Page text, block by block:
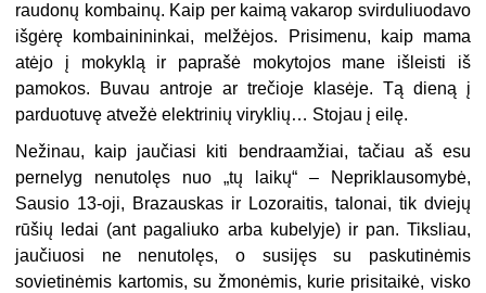
raudonų kombainų. Kaip per kaimą vakarop svirduliuodavo
išgėrę kombainininkai, melžėjos. Prisimenu, kaip mama
atėjo į mokyklą ir paprašė mokytojos mane išleisti iš
pamokos. Buvau antroje ar trečioje klasėje. Tą dieną į
parduotuvę atvežė elektrinių viryklių… Stojau į eilę.
Nežinau, kaip jaučiasi kiti bendraamžiai, tačiau aš esu
pernelyg nenutolęs nuo „tų laikų“ – Nepriklausomybė,
Sausio 13-oji, Brazauskas ir Lozoraitis, talonai, tik dviejų
rūšių ledai (ant pagaliuko arba kubelyje) ir pan. Tiksliau,
jaučiuosi ne nenutolęs, o susijęs su paskutinėmis
sovietinėmis kartomis, su žmonėmis, kurie prisitaikė, visko